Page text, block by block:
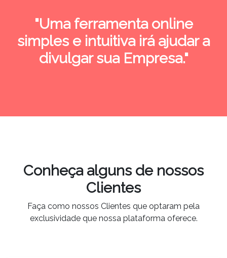
"Uma ferramenta online
simples e intuitiva irá ajudar a
divulgar sua Empresa."
Conheça alguns de nossos
Clientes
Faça como nossos Clientes que optaram pela
exclusividade que nossa plataforma oferece.